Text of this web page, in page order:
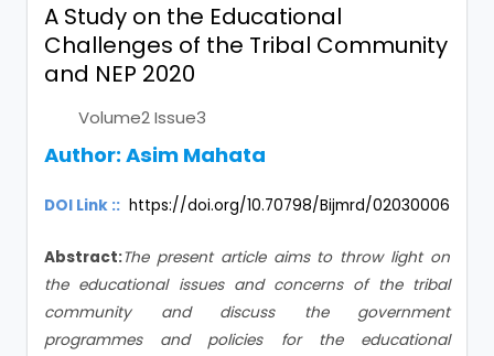
A Study on the Educational
Challenges of the Tribal Community
and NEP 2020
Volume2 Issue3
Author:Asim Mahata
DOI Link :: https://doi.org/10.70798/Bijmrd/02030006
Abstract:The present article aims to throw light on
the educational issues and concerns of the tribal
community and discuss the government
programmes and policies for the educational